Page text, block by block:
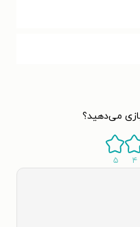
می‌دهید؟
۴ ۵